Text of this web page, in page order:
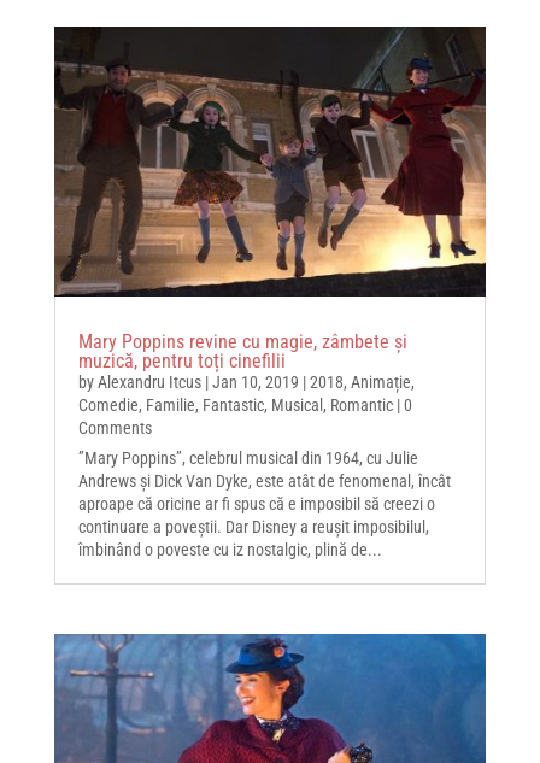
Mary Poppins revine cu magie, zâmbete și
muzică, pentru toți cinefilii
byAlexandru Itcus|Jan 10, 2019 |2018, Animație,
Comedie, Familie, Fantastic, Musical, Romantic| 0
Comments
”Mary Poppins”, celebrul musical din 1964, cu Julie
Andrews și Dick Van Dyke, este atât de fenomenal, încât
aproape că oricine ar fi spus că e imposibil să creezi o
continuare a poveștii. Dar Disney a reușit imposibilul,
îmbinând o poveste cu iz nostalgic, plină de...